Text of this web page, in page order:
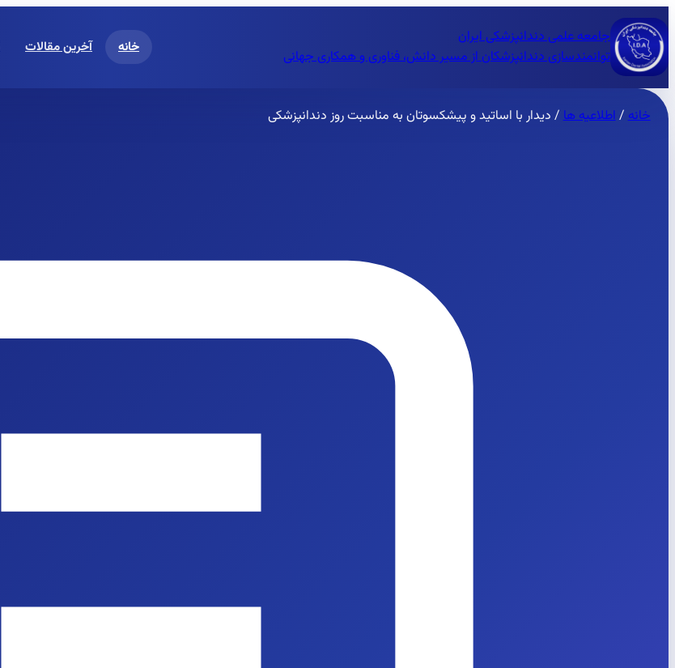
جامعه علمی دندانپزشکی ایران
توانمندسازی دندانپزشکان از مسیر دانش، فناوری و همکاری جهانی
خانه آخرین مقالات
خانه/اطلاعیه ها/ دیدار با اساتید و پیشکسوتان به مناسبت روز دندانپزشکی